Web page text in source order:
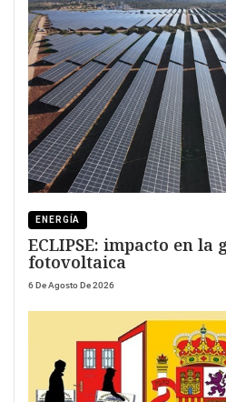
ENERGÍA
ECLIPSE: impacto en
fotovoltaica
6 De Agosto De 2026